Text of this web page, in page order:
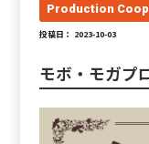
Production
投稿日： 2023-10-03
モボ・モガプ